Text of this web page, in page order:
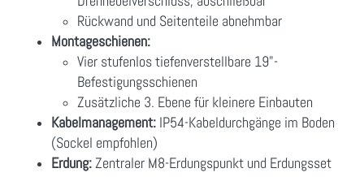
Rückwand und Seitenteile abnehmbar
Montageschienen:
Vier stufenlos tiefenverstellbare 19"-
Befestigungsschienen
Zusätzliche 3. Ebene für kleinere Einbauten
Kabelmanagement: IP54-Kabeldurchgänge im Boden
(Sockel empfohlen)
Erdung:Zentraler M8-Erdungspunkt und Erdungsset